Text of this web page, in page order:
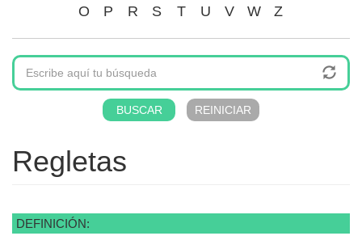
O
P R S T U V W Z
Regletas
DEFINICIÓN: